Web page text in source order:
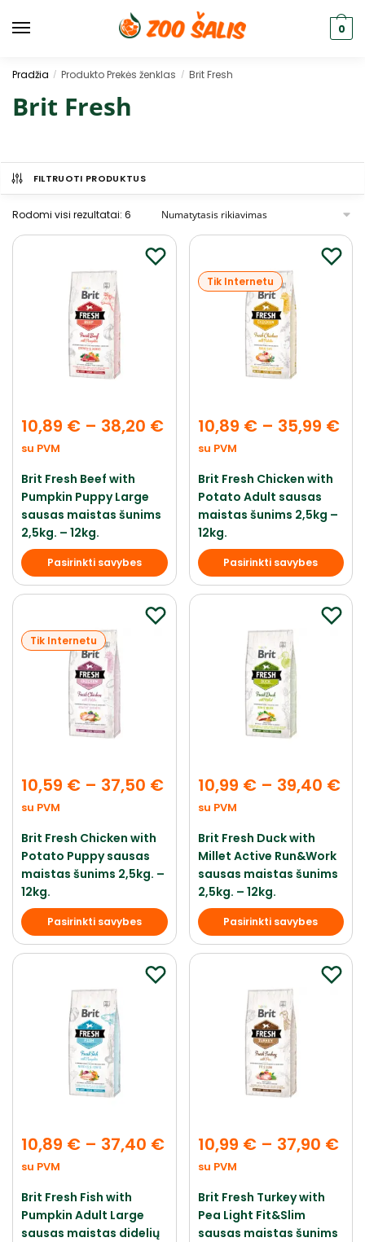
0
Pradžia / Produkto Prekės ženklas / Brit Fresh
Brit Fresh
FILTRUOTI PRODUKTUS
Rodomi visi rezultatai: 6
10,89 € – 38,20 €
su PVM
Brit Fresh Beef with
Pumpkin Puppy Large
sausas maistas šunims
2,5kg. – 12kg.
Pasirinkti savybes
10,89 € – 35,99 €
su PVM
Tik Internetu
Brit Fresh Chicken with
Potato Adult sausas
maistas šunims 2,5kg –
12kg.
Pasirinkti savybes
10,59 € – 37,50 €
su PVM
Tik Internetu
Brit Fresh Chicken with
Potato Puppy sausas
maistas šunims 2,5kg. –
12kg.
Pasirinkti savybes
10,99 € – 39,40 €
su PVM
Brit Fresh Duck with
Millet Active Run&Work
sausas maistas šunims
2,5kg. – 12kg.
Pasirinkti savybes
10,89 € – 37,40 €
su PVM
Brit Fresh Fish with
Pumpkin Adult Large
sausas maistas didelių
10,99 € – 37,90 €
su PVM
Brit Fresh Turkey with
Pea Light Fit&Slim
sausas maistas šunims